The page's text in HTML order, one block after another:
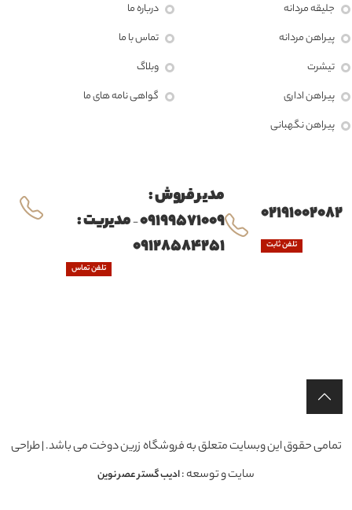
جلیقه مردانه
پیراهن مردانه
تیشرت
پیراهن اداری
پیراهن نگهبانی
درباره ما
تماس با ما
وبلاگ
گواهی نامه های ما
02191002082
تلفن ثابت
مدیر فروش :
09199571009
-مدیریت :
09128584251
تلفن تماس
تمامی حقوق این وبسایت متعلق به فروشگاه زرین دوخت می باشد. | طراحی
سایت و توسعه :ادیب گستر عصر نوین